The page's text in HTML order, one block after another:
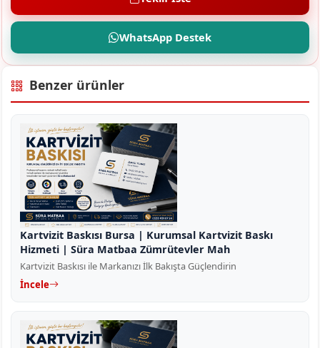
WhatsApp Destek
Benzer ürünler
Kartvizit Baskısı Bursa | Kurumsal Kartvizit Baskı
Hizmeti | Süra Matbaa Zümrütevler Mah
Kartvizit Baskısı ile Markanızı İlk Bakışta Güçlendirin
İncele